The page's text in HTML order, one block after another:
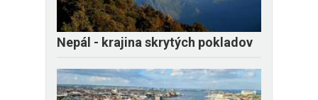
Nepál - krajina skrytých pokladov